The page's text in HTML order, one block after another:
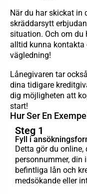
När du har skickat in
skräddarsytt
situation. Och om du
alltid kunna kontakta
vägledning!
Lånegivaren tar
dina tidigare
dig möjligheten att
start!
Hur Ser En
Steg 1
Fyll i
Detta gör du online,
personnummer, din
befintliga lån och
medsökande eller